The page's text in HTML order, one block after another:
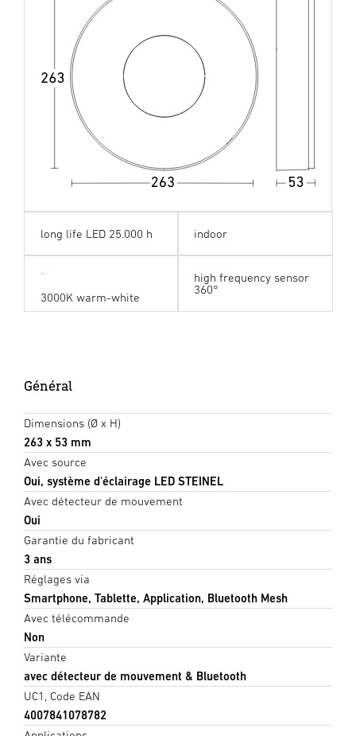
long life LED 25.000 h indoor
3000K warm-white
high frequency sensor
360°
Général
Dimensions (Ø x H)
263 x 53 mm
Avec source
Oui, système d'éclairage LED STEINEL
Avec détecteur de mouvement
Oui
Garantie du fabricant
3 ans
Réglages via
Smartphone, Tablette, Application, Bluetooth Mesh
Avec télécommande
Non
Variante
avec détecteur de mouvement & Bluetooth
UC1, Code EAN
4007841078782